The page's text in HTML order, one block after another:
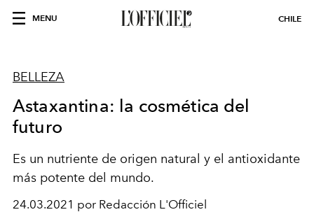
MENU CHILE
BELLEZA
Astaxantina: la cosmética del
futuro
Es un nutriente de origen natural y el antioxidante
más potente del mundo.
24.03.2021 por Redacción L'Officiel